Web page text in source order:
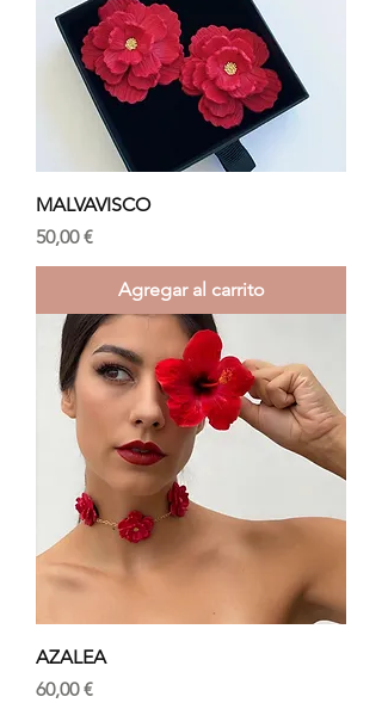
MALVAVISCO
Precio
50,00 €
Agregar al carrito
AZALEA
Precio
60,00 €